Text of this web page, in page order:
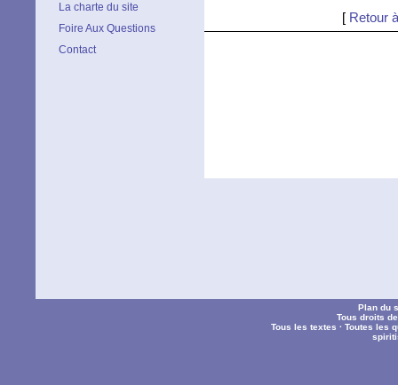
La charte du site
Foire Aux Questions
Contact
[ Retour
Plan du
Tous droits
Tous les textes ·Toutes les